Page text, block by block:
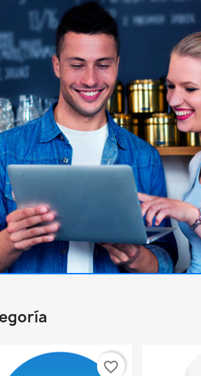
favorite_border